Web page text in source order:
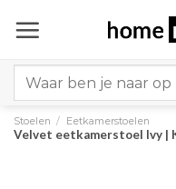
naar
for:
Stoelen / Eetkamerstoelen
Velvet eetkamerstoel Ivy |